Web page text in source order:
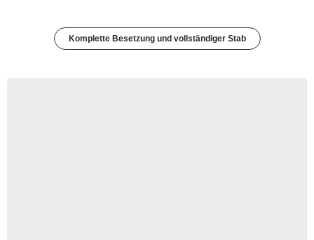
Komplette Besetzung und vollständiger Stab